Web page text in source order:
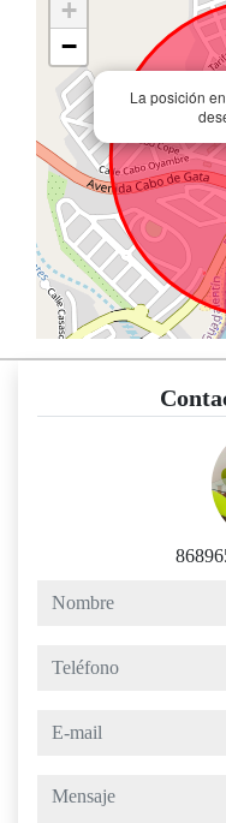
La posición
+
−
nombre
teléfono
e-mail
mensaje